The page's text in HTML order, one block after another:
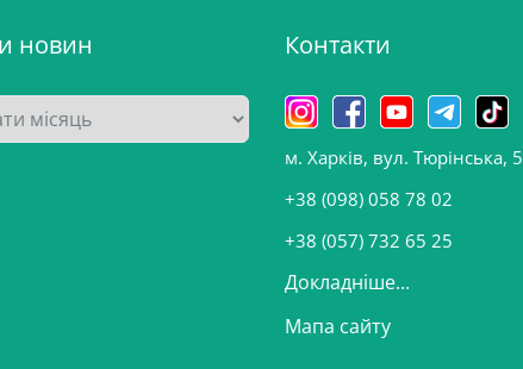
новин Контакти
м. Харків, вул. Тюрінська, 5
+38 (098) 058 78 02
+38 (057) 732 65 25
Докладніше...
Мапа сайту